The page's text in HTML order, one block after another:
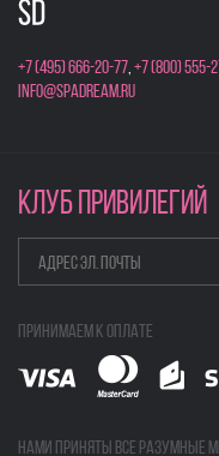
+7 (495) 666-20-77,+7 (800) 555-
info@spadream.ru
КЛУБ ПРИВИЛЕГИЙ
Принимаем к оплате
Нами приняты все разумные